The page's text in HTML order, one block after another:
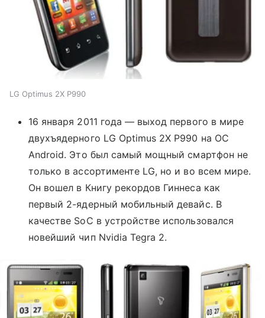
LG Optimus 2X P990
16 января 2011 года — выход первого в мире
двухъядерного LG Optimus 2X P990 на ОС
Android. Это был самый мощный смартфон не
только в ассортименте LG, но и во всем мире.
Он вошел в Книгу рекордов Гиннеса как
первый 2-ядерный мобильный девайс. В
качестве SoC в устройстве использовался
новейший чип Nvidia Tegra 2.